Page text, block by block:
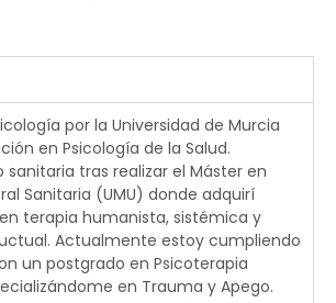
por la Universidad de Murcia
en Psicología de la Salud.
tras realizar el Máster en
Sanitaria (UMU) donde adquirí
terapia humanista, sistémica y
Actualmente estoy cumpliendo
un postgrado en Psicoterapia
en Trauma y Apego.